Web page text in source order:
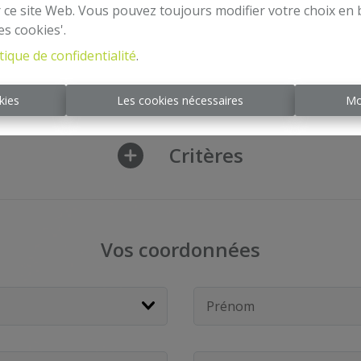
site Web. Vous pouvez toujours modifier votre choix en
cookies'.
de confidentialité.
Les cookies nécessaires
commune(s) recherchez-vous
Critères
Vos coordonnées